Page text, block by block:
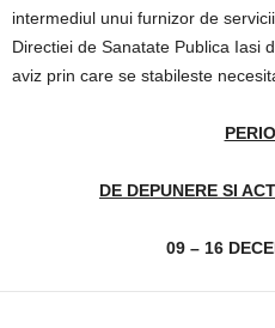
intermediul unui furnizor de
Directiei de Sanatate Publica Iasi
aviz prin care se stabileste
DE DEPUNERE SI
09 – 16